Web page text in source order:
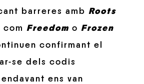
barreres amb Roots
com Freedom o Frozen
confirmant el
se dels codis
ens van